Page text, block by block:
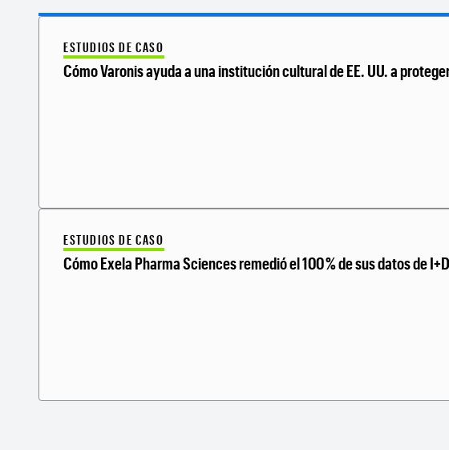
ESTUDIOS DE CASO
Cómo Varonis ayuda a una institución cultural de EE. UU. a
ESTUDIOS DE CASO
Cómo Exela Pharma Sciences remedió el 100 % de sus datos de